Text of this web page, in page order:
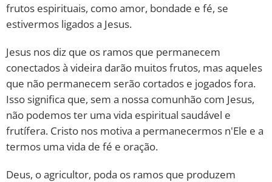
frutos espirituais, como amor, bondade e fé, se
estivermos ligados a Jesus.
Jesus nos diz que os ramos que permanecem
conectados à videira darão muitos frutos, mas aqueles
que não permanecem serão cortados e jogados fora.
Isso significa que, sem a nossa comunhão com Jesus,
não podemos ter uma vida espiritual saudável e
frutífera. Cristo nos motiva a permanecermos n'Ele e a
termos uma vida de fé e oração.
Deus, o agricultor, poda os ramos que produzem